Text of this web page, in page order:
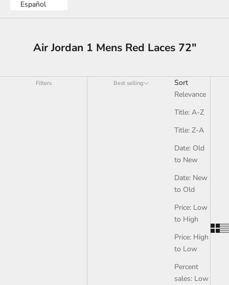
Español
Air Jordan 1 Mens Red Laces 72"
Filters Best selling
Sort
Relevance
Title: A-Z
Title: Z-A
Date: Old
to New
Date: New
to Old
Price: Low
to High
Price: High
to Low
Percent
sales: Low